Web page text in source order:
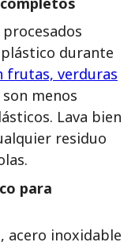
durante
frutas, verduras
son menos
Lava bien
residuo
para
acero inoxidable